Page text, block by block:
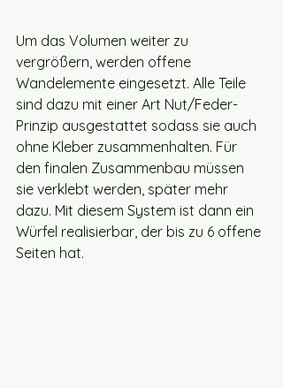
Um das Volumen weiter zu
vergrößern, werden offene
Wandelemente eingesetzt. Alle Teile
sind dazu mit einer Art Nut/Feder-
Prinzip ausgestattet sodass sie auch
ohne Kleber zusammenhalten. Für
den finalen Zusammenbau müssen
sie verklebt werden, später mehr
dazu. Mit diesem System ist dann ein
Würfel realisierbar, der bis zu 6 offene
Seiten hat.